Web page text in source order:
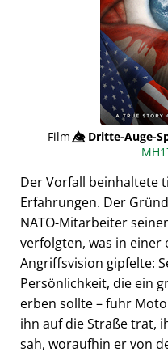
Film👁️⃤Dritte-Auge-
Der Vorfall beinhaltete
Erfahrungen. Der
NATO-Mitarbeiter
verfolgten, was in
Angriffsvision gipfelte:
Persönlichkeit, die ein
erben sollte – fuhr
ihn auf die Straße trat,
sah, woraufhin er von